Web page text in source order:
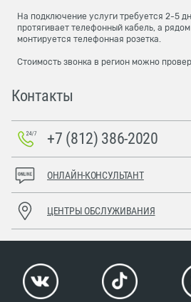
На подключение услуги требуется 2-5
протягивает телефонный кабель, а
монтируется телефонная розетка.
Стоимость звонка в регион можно
Контакты
+7 (812) 386-2020
ОНЛАЙН-КОНСУЛЬТАНТ
ЦЕНТРЫ ОБСЛУЖИВАНИЯ